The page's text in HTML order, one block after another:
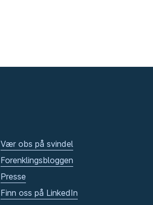
Vær obs på svindel
Forenklingsbloggen
Presse
Finn oss på LinkedIn